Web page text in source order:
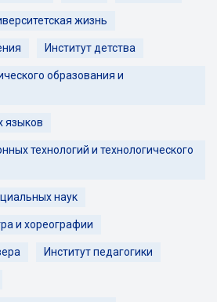
жизнь
Институт детства
образования и
языков
технологий и технологического
наук
и хореографии
Институт педагогики